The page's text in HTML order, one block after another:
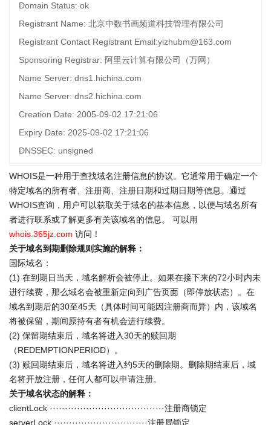
Domain Status: ok
Registrant Name: 北京中数书画频道科技管理有限公司
Registrant Contact Registrant Email:yizhubm@163.com
Sponsoring Registrar: 阿里云计算有限公司（万网）
Name Server: dns1.hichina.com
Name Server: dns2.hichina.com
Creation Date: 2005-09-02 17:21:06
Expiry Date: 2025-09-02 17:21:06
DNSSEC: unsigned
WHOIS是一种用于查找域名注册信息的协议。它通常用于确定一个
特定域名的所有者、注册商、注册日期和过期日期等信息。通过
WHOIS查询 ，用户可以获取关于域名的基本信息，以便与域名所有
者进行联系或了解更多有关该域名的信息。 可以用
whois.365jz.com 访问！
关于域名到期删除规则实施的解释：
国际域名：
(1) 在到期日当天，域名解析会被停止。如果在接下来的72小时内未
进行续费，那么域名会被重新定向到广告页面（即停放状态）。在
域名到期后的30至45天（具体时间可能因注册商而异）内，该域名
将被保留，期间原持有者有机会进行续费。
(2) 保留期结束后，域名将进入30天的赎回期
（REDEMPTIONPERIOD）。
(3) 赎回期结束后，域名将进入约5天的删除期。删除期结束后，域
名将开放注册，任何人都可以申请注册。
关于域名状态的解释：
clientLock ······································注册商锁定
serverLock ·······························注册局锁定